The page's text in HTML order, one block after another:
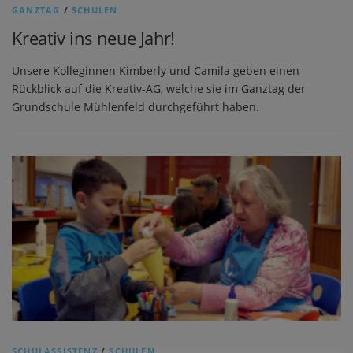
GANZTAG /SCHULEN
Kreativ ins neue Jahr!
Unsere Kolleginnen Kimberly und Camila geben einen
Rückblick auf die Kreativ-AG, welche sie im Ganztag der
Grundschule Mühlenfeld durchgeführt haben.